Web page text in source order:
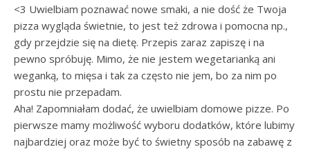
<3 Uwielbiam poznawać nowe smaki, a nie dość że Twoja
pizza wygląda świetnie, to jest też zdrowa i pomocna np.,
gdy przejdzie się na dietę. Przepis zaraz zapiszę i na
pewno spróbuję. Mimo, że nie jestem wegetarianką ani
weganką, to mięsa i tak za często nie jem, bo za nim po
prostu nie przepadam.
Aha! Zapomniałam dodać, że uwielbiam domowe pizze. Po
pierwsze mamy możliwość wyboru dodatków, które lubimy
najbardziej oraz może być to świetny sposób na zabawę z